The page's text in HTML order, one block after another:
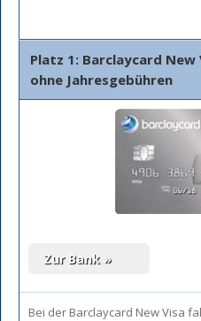
Platz 1: Barclaycard
ohne Jahresgebühren
Bei der Barclaycard New Visa